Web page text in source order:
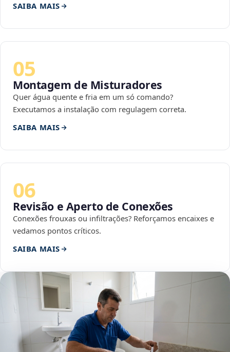
SAIBA MAIS
05
Montagem de Misturadores
Quer água quente e fria em um só comando?
Executamos a instalação com regulagem correta.
SAIBA MAIS
06
Revisão e Aperto de Conexões
Conexões frouxas ou infiltrações? Reforçamos encaixes e
vedamos pontos críticos.
SAIBA MAIS